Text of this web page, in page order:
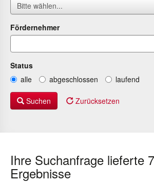
Bitte wählen...
Fördernehmer
Status
alle
abgeschlossen laufend
Suchen Zurücksetzen
Ihre Suchanfrage lieferte
Ergebnisse